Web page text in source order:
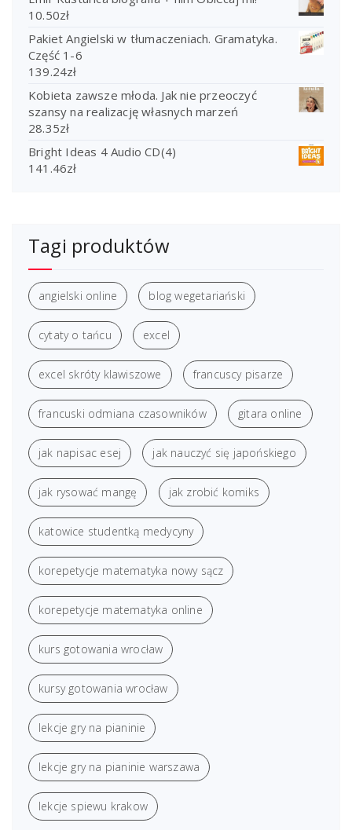
10.50zł
Pakiet Angielski w tłumaczeniach. Gramatyka.
Część 1-6
139.24zł
Kobieta zawsze młoda. Jak nie przeoczyć
szansy na realizację własnych marzeń
28.35zł
Bright Ideas 4 Audio CD(4)
141.46zł
Tagi produktów
angielski online blog wegetariański
cytaty o tańcu excel
excel skróty klawiszowe francuscy pisarze
francuski odmiana czasowników gitara online
jak napisac esej jak nauczyć się japońskiego
jak rysować mangę jak zrobić komiks
katowice studentką medycyny
korepetycje matematyka nowy sącz
korepetycje matematyka online
kurs gotowania wrocław
kursy gotowania wrocław
lekcje gry na pianinie
lekcje gry na pianinie warszawa
lekcje spiewu krakow